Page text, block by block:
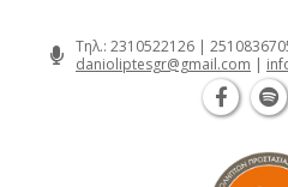
Τηλ.: 2310522126 |
danioliptesgr@gmail.com |